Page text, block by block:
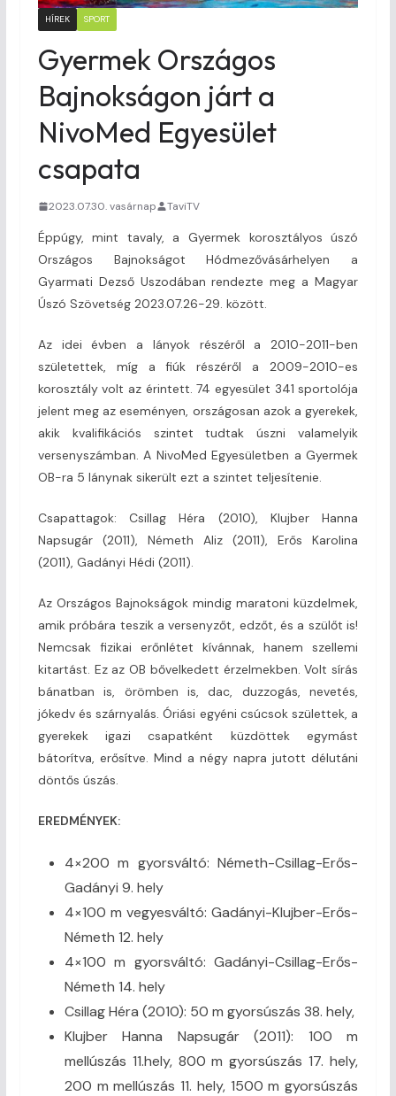
HÍREK SPORT
Gyermek Országos
Bajnokságon járt a
NivoMed Egyesület
csapata
2023.07.30. vasárnap TaviTV
Éppúgy, mint tavaly, a Gyermek korosztályos úszó
Országos Bajnokságot Hódmezővásárhelyen a
Gyarmati Dezső Uszodában rendezte meg a Magyar
Úszó Szövetség 2023.07.26-29. között.
Az idei évben a lányok részéről a 2010-2011-ben
születettek, míg a fiúk részéről a 2009-2010-es
korosztály volt az érintett. 74 egyesület 341 sportolója
jelent meg az eseményen, országosan azok a gyerekek,
akik kvalifikációs szintet tudtak úszni valamelyik
versenyszámban. A NivoMed Egyesületben a Gyermek
OB-ra 5 lánynak sikerült ezt a szintet teljesítenie.
Csapattagok: Csillag Héra (2010), Klujber Hanna
Napsugár (2011), Németh Aliz (2011), Erős Karolina
(2011), Gadányi Hédi (2011).
Az Országos Bajnokságok mindig maratoni küzdelmek,
amik próbára teszik a versenyzőt, edzőt, és a szülőt is!
Nemcsak fizikai erőnlétet kívánnak, hanem szellemi
kitartást. Ez az OB bővelkedett érzelmekben. Volt sírás
bánatban is, örömben is, dac, duzzogás, nevetés,
jókedv és szárnyalás. Óriási egyéni csúcsok születtek, a
gyerekek igazi csapatként küzdöttek egymást
bátorítva, erősítve. Mind a négy napra jutott délutáni
döntős úszás.
EREDMÉNYEK:
4×200 m gyorsváltó: Németh-Csillag-Erős-
Gadányi 9. hely
4×100 m vegyesváltó: Gadányi-Klujber-Erős-
Németh 12. hely
4×100 m gyorsváltó: Gadányi-Csillag-Erős-
Németh 14. hely
Csillag Héra (2010): 50 m gyorsúszás 38. hely,
Klujber Hanna Napsugár (2011): 100 m
mellúszás 11.hely, 800 m gyorsúszás 17. hely,
200 m mellúszás 11. hely, 1500 m gyorsúszás